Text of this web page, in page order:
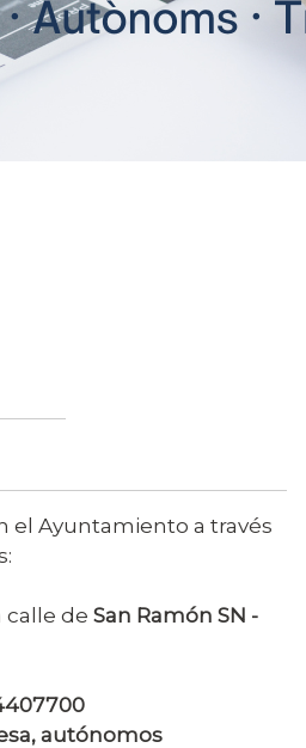
el Ayuntamiento a través
calle de San Ramón SN -
autónomos